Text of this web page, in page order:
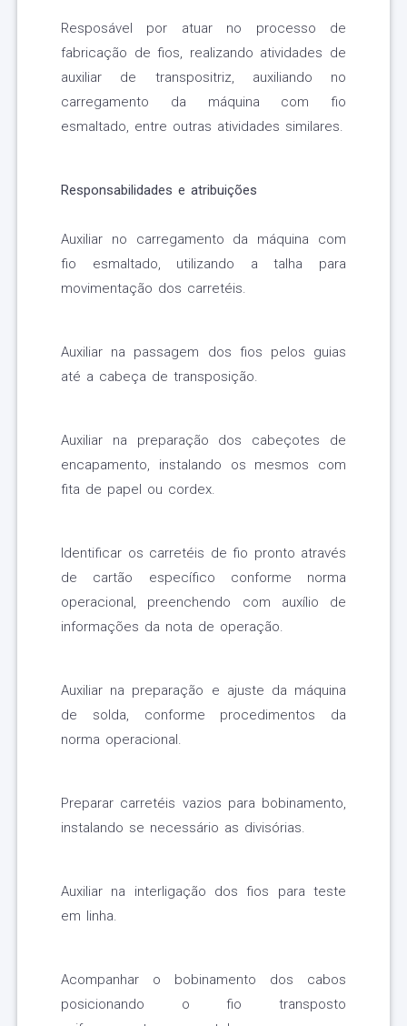
Resposável por atuar no processo de
fabricação de fios, realizando atividades de
auxiliar de transpositriz, auxiliando no
carregamento da máquina com fio
esmaltado, entre outras atividades similares.
Responsabilidades e atribuições
Auxiliar no carregamento da máquina com
fio esmaltado, utilizando a talha para
movimentação dos carretéis.
Auxiliar na passagem dos fios pelos guias
até a cabeça de transposição.
Auxiliar na preparação dos cabeçotes de
encapamento, instalando os mesmos com
fita de papel ou cordex.
Identificar os carretéis de fio pronto através
de cartão específico conforme norma
operacional, preenchendo com auxílio de
informações da nota de operação.
Auxiliar na preparação e ajuste da máquina
de solda, conforme procedimentos da
norma operacional.
Preparar carretéis vazios para bobinamento,
instalando se necessário as divisórias.
Auxiliar na interligação dos fios para teste
em linha.
Acompanhar o bobinamento dos cabos
posicionando o fio transposto